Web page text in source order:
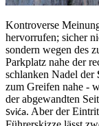
Kontroverse
hervorrufen; sicher
sondern wegen des
Parkplatz nahe der
schlanken Nadel der
zum Greifen nahe -
der abgewandten
Svića. Aber der